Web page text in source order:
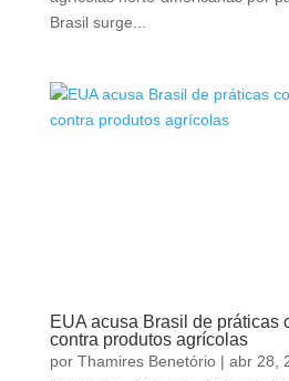
Brasil surge...
EUA acusa Brasil de práticas
contra produtos agrícolas
por Thamires Benetório| abr 28,